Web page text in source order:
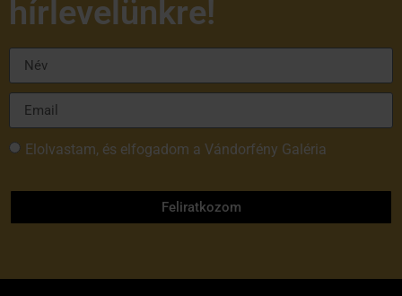
hírlevelünkre!
Elolvastam, és elfogadom a Vándorfény Galéria
Feliratkozom